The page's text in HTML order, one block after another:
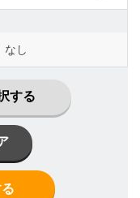
なし
する